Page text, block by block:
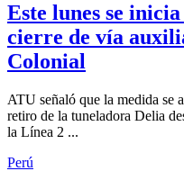
Este lunes se
cierre de vía
Colonial
ATU señaló que la medida se
retiro de la tuneladora Delia
la Línea 2 ...
Perú